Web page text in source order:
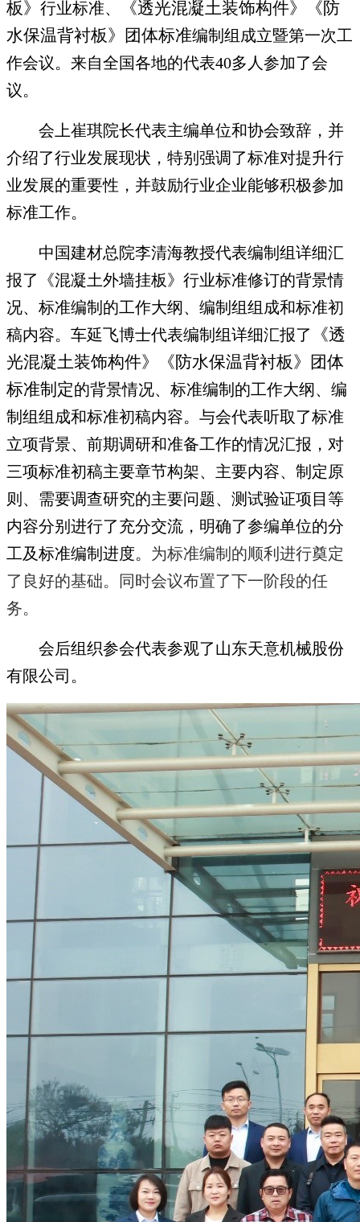
板》 行业标准、
《透光混凝土装饰构件》《防
水保温背衬板》 团体标准编制组成立暨第一次工
作会议。来自全国各地的代表40多人参加了会
议。
会上崔琪院长代表主编单位和协会致辞，并
介绍了行业发展现状，特别强调了标准对提升行
业发展的重要性，并鼓励行业企业能够积极参加
标准工作。
中国建材总院李清海教授代表编制组详细汇
报了《混凝土外墙挂板》行业标准修订的背景情
况、标准编制的工作大纲、编制组组成和标准初
稿内容。车延飞博士代表编制组详细汇报了
《透
光混凝土装饰构件》《防水保温背衬板》 团体
标准制定的背景情况、标准编制的工作大纲、编
制组组成和标准初稿内容。与会代表听取了标准
立项背景、前期调研和准备工作的情况汇报，对
三项标准初稿主要章节构架、主要内容、制定原
则、需要调查研究的主要问题、测试验证项目等
内容分别进行了充分交流，明确了参编单位的分
工及标准编制进度。 为标准编制的顺利进行奠定
了良好的基础。
同时会议布置了下一阶段的任
务。
会后组织参会代表参观了山东天意机械股份
有限公司。